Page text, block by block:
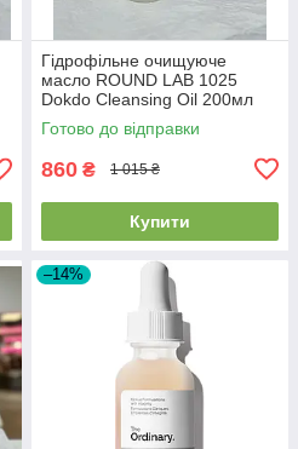
Гідрофільне очищуюче
масло ROUND LAB 1025
Dokdo Cleansing Oil 200мл
Готово до відправки
860 ₴ 1 015 ₴
Купити
–14%